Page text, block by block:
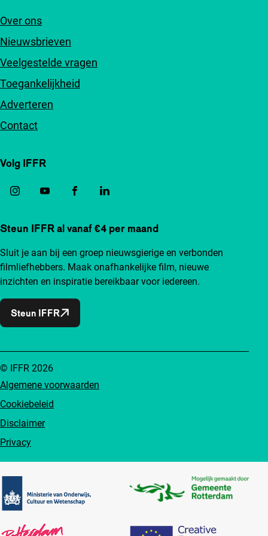
Over ons
Nieuwsbrieven
Veelgestelde vragen
Toegankelijkheid
Adverteren
Contact
Volg IFFR
Steun IFFR al vanaf €4 per maand
Sluit je aan bij een groep nieuwsgierige en verbonden
filmliefhebbers. Maak onafhankelijke film, nieuwe
inzichten en inspiratie bereikbaar voor iedereen.
Steun IFFR
Algemene voorwaarden
Cookiebeleid
Disclaimer
Privacy
© IFFR 2026